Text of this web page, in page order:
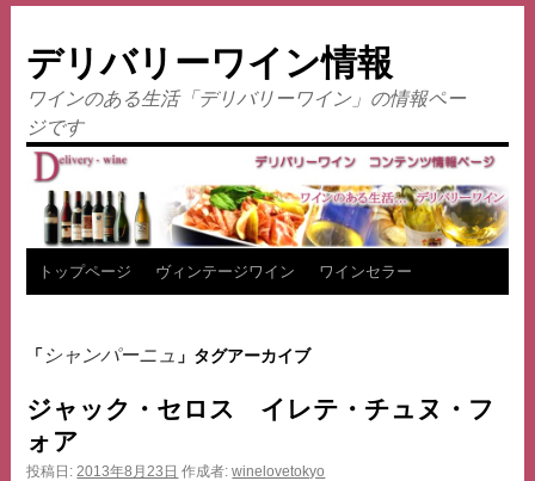
デリバリーワイン情報
ワインのある生活「デリバリーワイン」の情報ペー
ジです
コ
テ
ン
ツ
トップページ ヴィンテージワイン ワインセラー
「 シャンパーニュ 」タグアーカイブ
ジャック・セロス イレテ・チュヌ・フ
ォア
投稿日: 2013年8月23日 作成者: winelovetokyo